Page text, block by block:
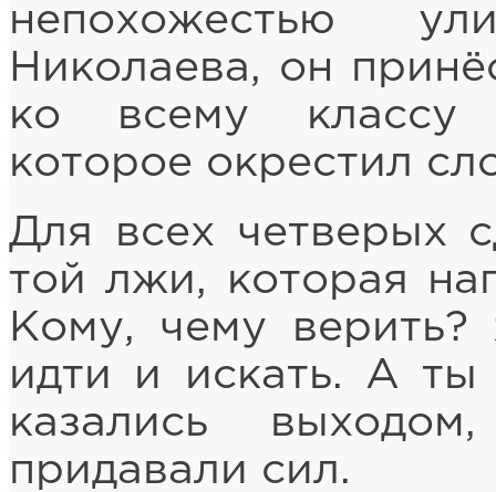
непохожестью
Николаева, он
ко всему классу
которое окрестил
Для всех четверых
той лжи, которая
Кому, чему
идти и искать. А
казались
придавали сил.